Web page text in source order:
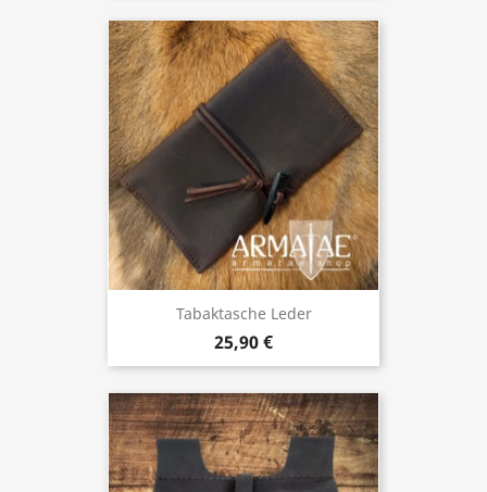
Tabaktasche Leder
25,90 €